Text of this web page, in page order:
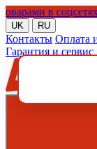
в соцсетях и
UK RU
Контакты Оплата
Гарантия и сервис